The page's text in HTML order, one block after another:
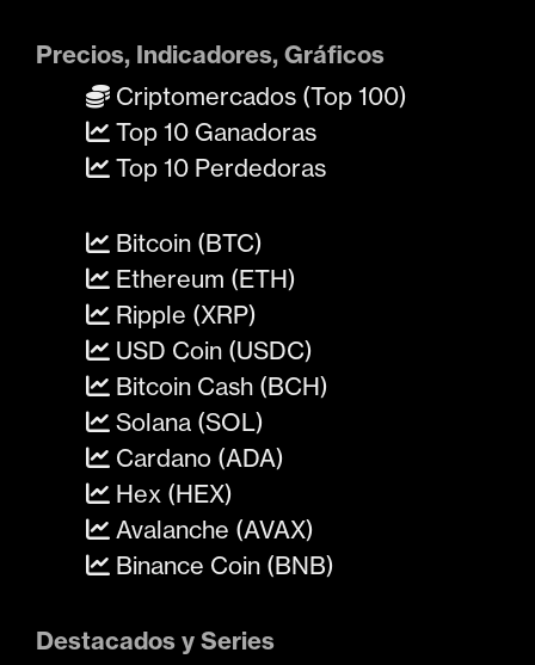
Precios, Indicadores, Gráficos
Criptomercados (Top 100)
Top 10 Ganadoras
Top 10 Perdedoras
Bitcoin (BTC)
Ethereum (ETH)
Ripple (XRP)
USD Coin (USDC)
Bitcoin Cash (BCH)
Solana (SOL)
Cardano (ADA)
Hex (HEX)
Avalanche (AVAX)
Binance Coin (BNB)
Destacados y Series